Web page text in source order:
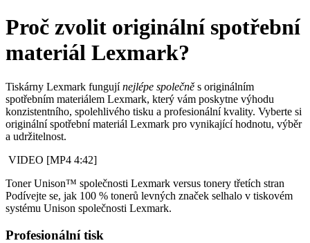
Proč zvolit originální spotřební
materiál Lexmark?
Tiskárny Lexmark fungujínejlépe společně s originálním
spotřebním materiálem Lexmark, který vám poskytne výhodu
konzistentního, spolehlivého tisku a profesionální kvality. Vyberte si
originální spotřební materiál Lexmark pro vynikající hodnotu, výběr
a udržitelnost.
VIDEO [MP4 4:42]
Toner Unison™ společnosti Lexmark versus tonery třetích stran
Podívejte se, jak 100 % tonerů levných značek selhalo v tiskovém
systému Unison společnosti Lexmark.
Profesionální tisk